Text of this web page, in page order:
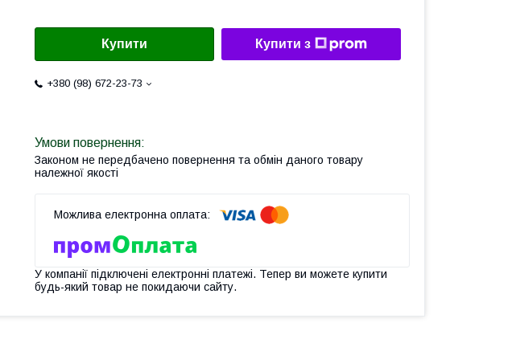
Купити Купити з
+380 (98) 672-23-73
Законом не передбачено повернення та обмін даного товару
належної якості
У компанії підключені електронні платежі. Тепер ви можете купити
будь-який товар не покидаючи сайту.